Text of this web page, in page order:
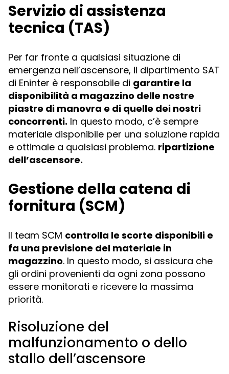
Servizio di assistenza
tecnica (TAS)
Per far fronte a qualsiasi situazione di
emergenza nell’ascensore, il dipartimento SAT
di Eninter è responsabile di garantire la
disponibilità a magazzino delle nostre
piastre di manovra e di quelle dei nostri
concorrenti. In questo modo, c’è sempre
materiale disponibile per una soluzione rapida
e ottimale a qualsiasi problema. ripartizione
dell’ascensore.
Gestione della catena di
fornitura (SCM)
Il team SCM controlla le scorte disponibili e
fa una previsione del materiale in
magazzino. In questo modo, si assicura che
gli ordini provenienti da ogni zona possano
essere monitorati e ricevere la massima
priorità.
Risoluzione del
malfunzionamento o dello
stallo dell’ascensore